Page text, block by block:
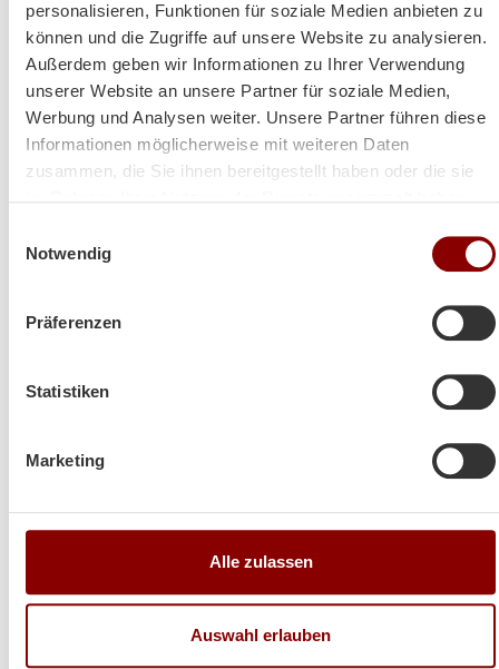
personalisieren, Funktionen für soziale Medien anbieten zu
können und die Zugriffe auf unsere Website zu analysieren.
Außerdem geben wir Informationen zu Ihrer Verwendung
unserer Website an unsere Partner für soziale Medien,
Werbung und Analysen weiter. Unsere Partner führen diese
Informationen möglicherweise mit weiteren Daten
zusammen, die Sie ihnen bereitgestellt haben oder die sie
Notwendig
Präferenzen
Statistiken
Marketing
Alle zulassen
Auswahl erlauben
Heizt super und sieht auch
noch toll dabei aus!
Hallo Herr Brunner
ich hoffe es geht Ihnen gut!